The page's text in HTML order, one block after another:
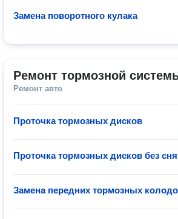
Замена поворотного кулака
Ремонт тормозной
Ремонт авто
Проточка тормозных дисков
Проточка тормозных дисков без
Замена передних тормозных